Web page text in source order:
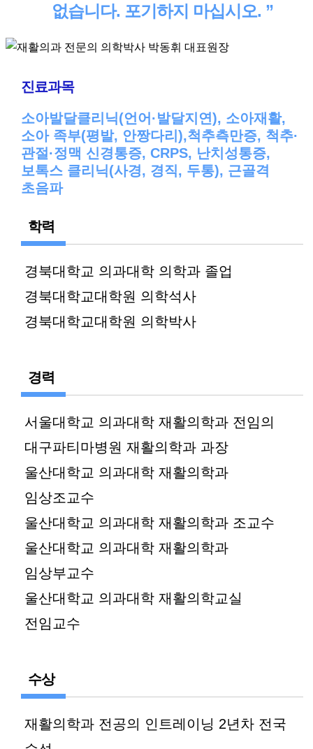
없습니다. 포기하지 마십시오. ”
진료과목
소아발달클리닉(언어·발달지연), 소아재활,
소아 족부(평발, 안짱다리),척추측만증, 척추·
관절·정맥 신경통증, CRPS, 난치성통증,
보톡스 클리닉(사경, 경직, 두통), 근골격
초음파
학력
경북대학교 의과대학 의학과 졸업
경북대학교대학원 의학석사
경북대학교대학원 의학박사
경력
서울대학교 의과대학 재활의학과 전임의
대구파티마병원 재활의학과 과장
울산대학교 의과대학 재활의학과
임상조교수
울산대학교 의과대학 재활의학과 조교수
울산대학교 의과대학 재활의학과
임상부교수
울산대학교 의과대학 재활의학교실
전임교수
수상
재활의학과 전공의 인트레이닝 2년차 전국